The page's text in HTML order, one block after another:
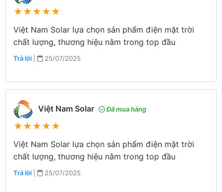
★★★★★
Việt Nam Solar lựa chọn sản phẩm điện mặt trời
chất lượng, thương hiệu nằm trong top đầu
Trả lời | 25/07/2025
Việt Nam Solar Đã mua hàng
★★★★★
Việt Nam Solar lựa chọn sản phẩm điện mặt trời
chất lượng, thương hiệu nằm trong top đầu
Trả lời | 25/07/2025